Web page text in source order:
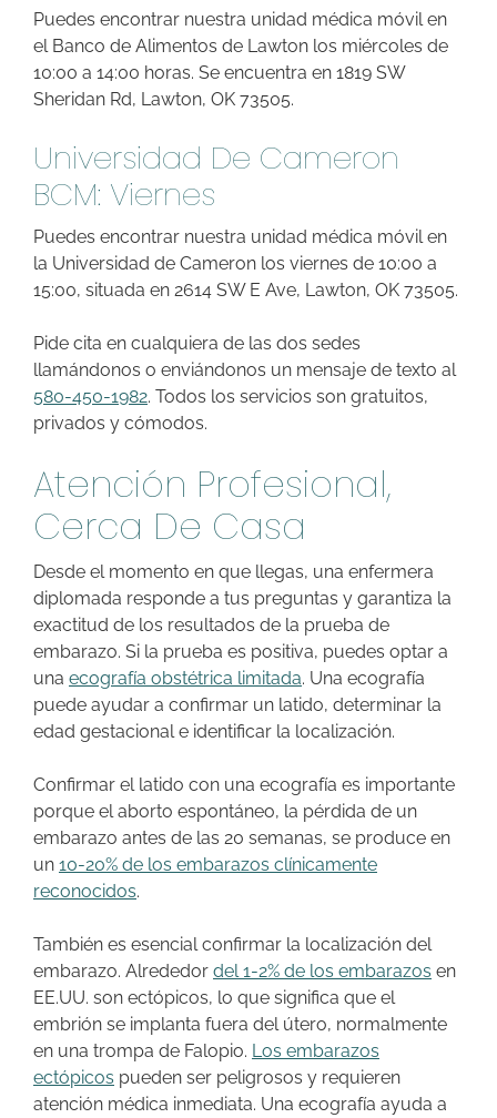
Puedes encontrar nuestra unidad médica móvil en
el Banco de Alimentos de Lawton los miércoles de
10:00 a 14:00 horas. Se encuentra en 1819 SW
Sheridan Rd, Lawton, OK 73505.
Universidad De Cameron
BCM: Viernes
Puedes encontrar nuestra unidad médica móvil en
la Universidad de Cameron los viernes de 10:00 a
15:00, situada en 2614 SW E Ave, Lawton, OK 73505.
Pide cita en cualquiera de las dos sedes
llamándonos o enviándonos un mensaje de texto al
580-450-1982. Todos los servicios son gratuitos,
privados y cómodos.
Atención Profesional,
Cerca De Casa
Desde el momento en que llegas, una enfermera
diplomada responde a tus preguntas y garantiza la
exactitud de los resultados de la prueba de
embarazo. Si la prueba es positiva, puedes optar a
una ecografía obstétrica limitada. Una ecografía
puede ayudar a confirmar un latido, determinar la
edad gestacional e identificar la localización.
Confirmar el latido con una ecografía es importante
porque el aborto espontáneo, la pérdida de un
embarazo antes de las 20 semanas, se produce en
un 10-20% de los embarazos clínicamente
reconocidos.
También es esencial confirmar la localización del
embarazo. Alrededor del 1-2% de los embarazos en
EE.UU. son ectópicos, lo que significa que el
embrión se implanta fuera del útero, normalmente
en una trompa de Falopio. Los embarazos
ectópicos pueden ser peligrosos y requieren
atención médica inmediata. Una ecografía ayuda a